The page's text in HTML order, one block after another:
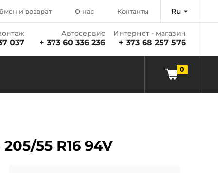
и возврат О нас Контакты Ru
037
Автосервис
+ 373 60 336 236
Интернет - магазин
+ 373 68 257 576
0
55 R16 94V